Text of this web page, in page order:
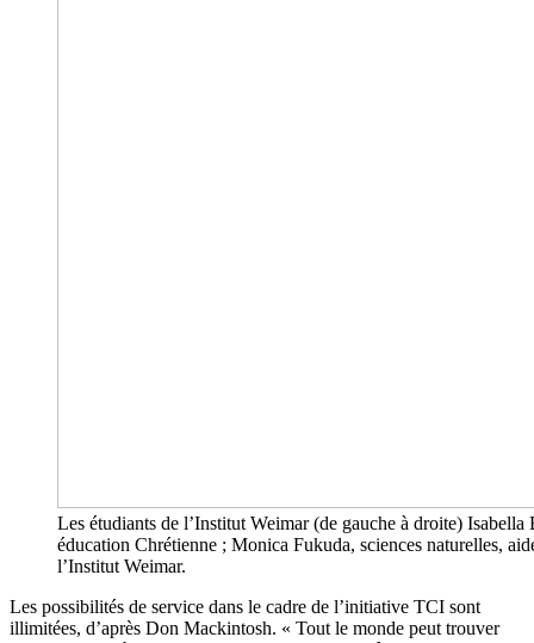
Les étudiants de l’Institut Weimar (de gauche à droite)
éducation Chrétienne ; Monica Fukuda, sciences naturelles,
l’Institut Weimar.
Les possibilités de service dans le cadre de l’initiative TCI sont
illimitées, d’après Don Mackintosh. « Tout le monde peut trouver